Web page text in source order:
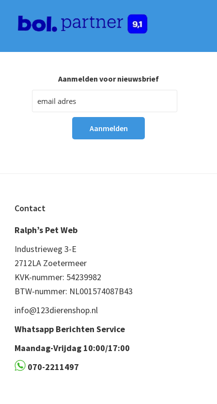
Aanmelden voor nieuwsbrief
Footer
Contact
Ralph’s Pet Web
Industrieweg 3-E
2712LA Zoetermeer
KVK-nummer: 54239982
BTW-nummer: NL001574087B43
info@123dierenshop.nl
Whatsapp Berichten Service
Maandag-Vrijdag 10:00/17:00
070-2211497